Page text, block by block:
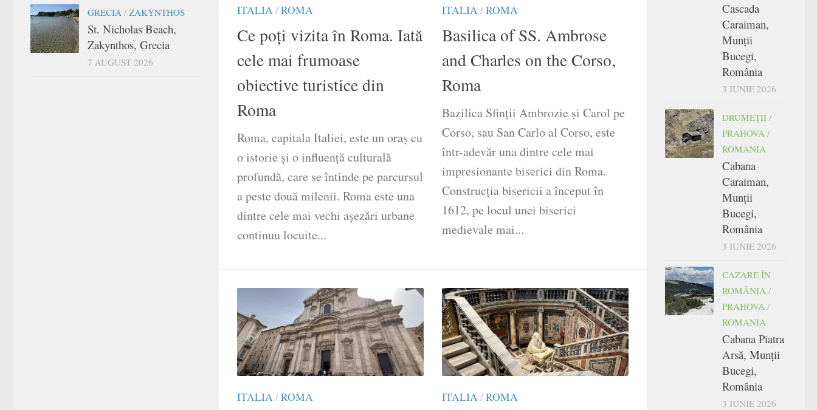
ITALIA/ROMA
Ce poți vizita în Roma. Iată
cele mai frumoase
obiective turistice din
Roma
Roma, capitala Italiei, este un oraș cu
o istorie și o influență culturală
profundă, care se întinde pe parcursul
a peste două milenii. Roma este una
dintre cele mai vechi așezări urbane
continuu locuite...
ITALIA/ROMA
Basilica of SS. Ambrose
and Charles on the Corso,
Roma
Bazilica Sfinții Ambrozie și Carol pe
Corso, sau San Carlo al Corso, este
într-adevăr una dintre cele mai
impresionante biserici din Roma.
Construcția bisericii a început în
1612, pe locul unei biserici
medievale mai...
ITALIA/ROMA ITALIA/ROMA
GRECIA / ZAKYNTHOS
St. Nicholas Beach,
Zakynthos, Grecia
7 AUGUST 2026
Cascada
Caraiman,
Munții
Bucegi,
România
3 IUNIE 2026
DRUMEŢII /
PRAHOVA /
ROMANIA
Cabana
Caraiman,
Munții
Bucegi,
România
3 IUNIE 2026
CAZARE ÎN
ROMÂNIA /
PRAHOVA /
ROMANIA
Cabana Piatra
Arsă, Munții
Bucegi,
România
3 IUNIE 2026